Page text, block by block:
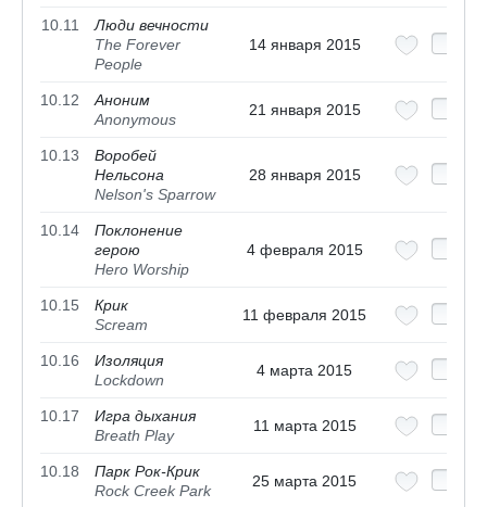
10.11
Люди вечности
The Forever
People
14 января 2015
10.12
Аноним
Anonymous
21 января 2015
10.13
Воробей
Нельсона
Nelson's Sparrow
28 января 2015
10.14
Поклонение
герою
Hero Worship
4 февраля 2015
10.15
Крик
Scream
11 февраля 2015
10.16
Изоляция
Lockdown
4 марта 2015
10.17
Игра дыхания
Breath Play
11 марта 2015
10.18
Парк Рок-Крик
Rock Creek Park
25 марта 2015